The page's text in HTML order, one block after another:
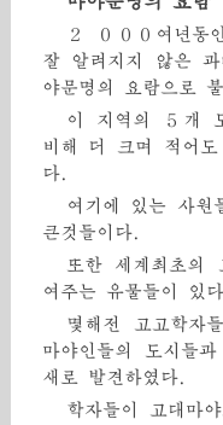
２ ０００여년동
잘 알려지지 않은 과
야문명의 요람으로
이 지역의 ５개
비해 더 크며 적어
다.
여기에 있는 사원
큰것들이다.
또한 세계최초의
여주는 유물들이 있다
몇해전 고고학자
마야인들의 도시들
새로 발견하였다.
학자들이 고대마